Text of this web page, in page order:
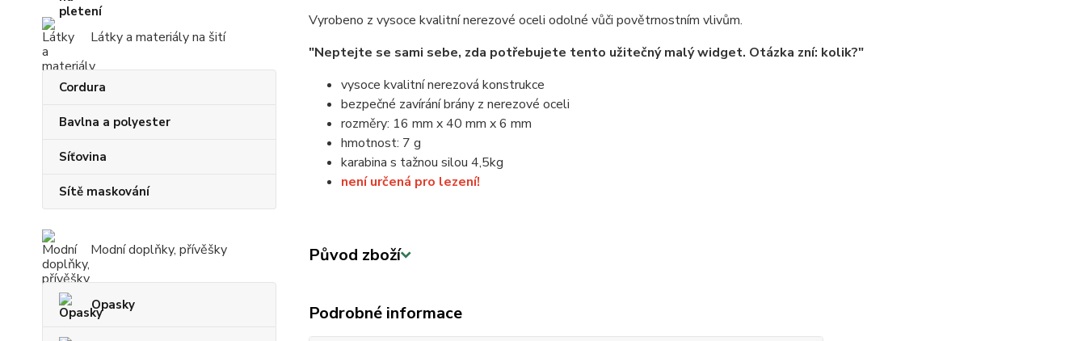
Látky a materiály na šití
Cordura
Bavlna a polyester
Síťovina
Sítě maskování
Modní doplňky, přívěšky
Opasky
Vyrobeno z vysoce kvalitní nerezové oceli odolné vůči povětrnostním vlivům.
"Neptejte se sami sebe, zda potřebujete tento užitečný malý widget. Otázka zní: kolik?"
vysoce kvalitní nerezová konstrukce
bezpečné zavírání brány z nerezové oceli
rozměry: 16 mm x 40 mm x 6 mm
hmotnost: 7 g
karabina s tažnou silou 4,5kg
není určená pro lezení!
Původ zboží
Podrobné informace